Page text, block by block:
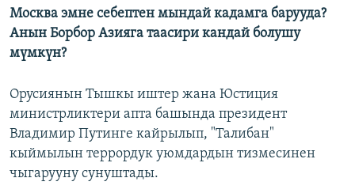
Москва эмне себептен мындай кадамга барууда?
Анын Борбор Азияга таасири кандай болушу
мүмкүн?
Орусиянын Тышкы иштер жана Юстиция
министрликтери апта башында президент
Владимир Путинге кайрылып, "Талибан"
кыймылын террордук уюмдардын тизмесинен
чыгарууну сунуштады.